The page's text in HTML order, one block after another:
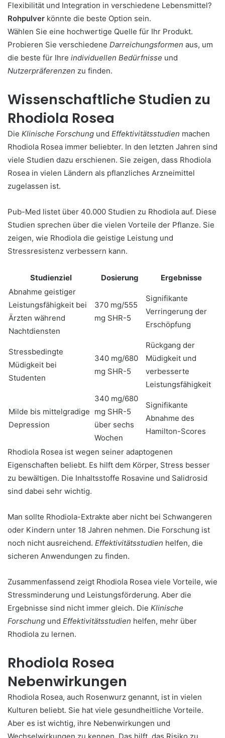
Flexibilität und Integration in verschiedene Lebensmittel?
Rohpulver könnte die beste Option sein.
Wählen Sie eine hochwertige Quelle für Ihr Produkt.
Probieren Sie verschiedene Darreichungsformen aus, um
die beste für Ihre individuellen Bedürfnisse und
Nutzerpräferenzen zu finden.
Wissenschaftliche Studien zu
Rhodiola Rosea
Die Klinische Forschung und Effektivitätsstudien machen
Rhodiola Rosea immer beliebter. In den letzten Jahren sind
viele Studien dazu erschienen. Sie zeigen, dass Rhodiola
Rosea in vielen Ländern als pflanzliches Arzneimittel
zugelassen ist.
Pub-Med listet über 40.000 Studien zu Rhodiola auf. Diese
Studien sprechen über die vielen Vorteile der Pflanze. Sie
zeigen, wie Rhodiola die geistige Leistung und
Stressresistenz verbessern kann.
Studienziel Dosierung
Ergebnisse
Abnahme geistiger
Leistungsfähigkeit bei
Ärzten während
Nachtdiensten
370 mg/555
mg SHR-5
Signifikante
Verringerung der
Erschöpfung
Stressbedingte
Müdigkeit bei
Studenten
340 mg/680
mg SHR-5
Rückgang der
Müdigkeit und
verbesserte
Leistungsfähigkeit
Milde bis mittelgradige
Depression
340 mg/680
mg SHR-5
über sechs
Wochen
Signifikante
Abnahme des
Hamilton-Scores
Rhodiola Rosea ist wegen seiner adaptogenen
Eigenschaften beliebt. Es hilft dem Körper, Stress besser
zu bewältigen. Die Inhaltsstoffe Rosavine und Salidrosid
sind dabei sehr wichtig.
Man sollte Rhodiola-Extrakte aber nicht bei Schwangeren
oder Kindern unter 18 Jahren nehmen. Die Forschung ist
noch nicht ausreichend. Effektivitätsstudien helfen, die
sicheren Anwendungen zu finden.
Zusammenfassend zeigt Rhodiola Rosea viele Vorteile, wie
Stressminderung und Leistungsförderung. Aber die
Ergebnisse sind nicht immer gleich. Die Klinische
Forschung und Effektivitätsstudien helfen, mehr über
Rhodiola zu lernen.
Rhodiola Rosea
Nebenwirkungen
Rhodiola Rosea, auch Rosenwurz genannt, ist in vielen
Kulturen beliebt. Sie hat viele gesundheitliche Vorteile.
Aber es ist wichtig, ihre Nebenwirkungen und